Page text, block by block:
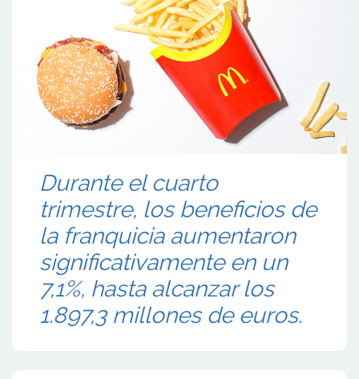
Durante el cuarto
trimestre, los beneficios de
la franquicia aumentaron
significativamente en un
7,1%, hasta alcanzar los
1.897,3 millones de euros.